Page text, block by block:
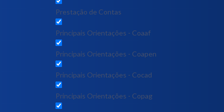
Prestação de Contas
Principais Orientações - Coaaf
Principais Orientações - Coapen
Principais Orientações - Cocad
Principais Orientações - Copag